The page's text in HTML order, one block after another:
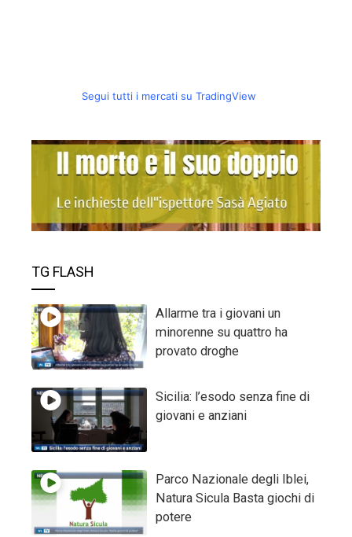
Segui tutti i mercati su TradingView
TG FLASH
Allarme tra i giovani un
minorenne su quattro ha
provato droghe
Sicilia: l’esodo senza fine di
giovani e anziani
Parco Nazionale degli Iblei,
Natura Sicula Basta giochi di
potere